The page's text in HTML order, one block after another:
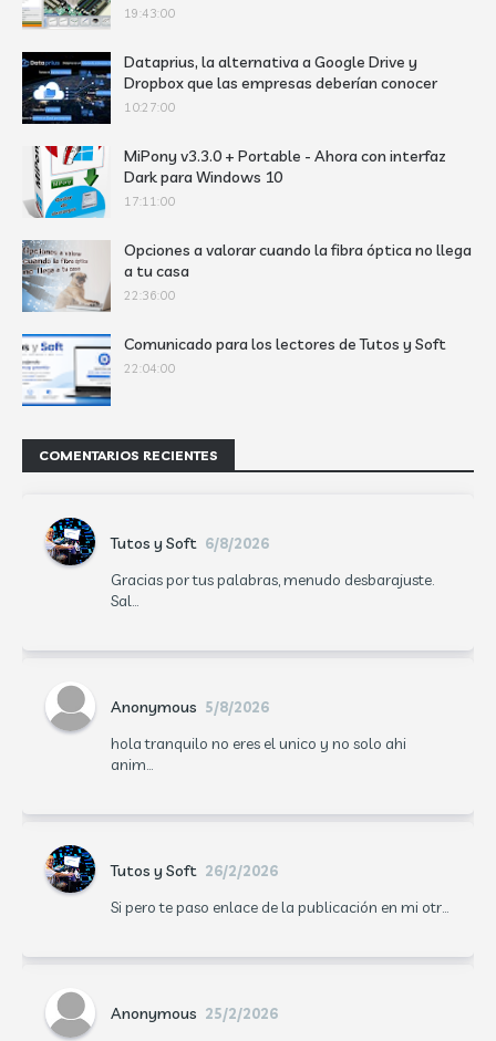
19:43:00
Dataprius, la alternativa a Google Drive y
Dropbox que las empresas deberían conocer
10:27:00
MiPony v3.3.0 + Portable - Ahora con interfaz
Dark para Windows 10
17:11:00
Opciones a valorar cuando la fibra óptica no llega
a tu casa
22:36:00
Comunicado para los lectores de Tutos y Soft
22:04:00
COMENTARIOS RECIENTES
Tutos y Soft 6/8/2026
Gracias por tus palabras, menudo desbarajuste.
Sal...
Anonymous 5/8/2026
hola tranquilo no eres el unico y no solo ahi
anim...
Tutos y Soft 26/2/2026
Si pero te paso enlace de la publicación en mi otr...
Anonymous 25/2/2026